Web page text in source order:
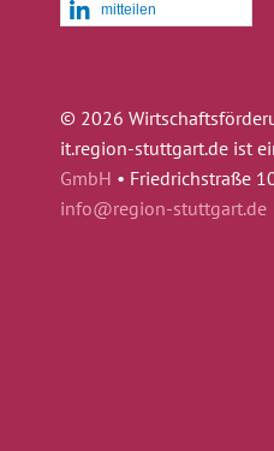
mitteilen
© 2026
it.region-stuttgart.de ist
GmbH • Friedrichstraße
info@region-stuttgart.de